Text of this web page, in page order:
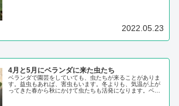
2022.05.23
4月と5月にベランダに来た虫たち
ベランダで園芸をしていても、虫たちが来ることがありま
す。益虫もあれば、害虫もいます。冬よりも、気温が上が
ってきた春から秋にかけて虫たちも活発になります。ベラ